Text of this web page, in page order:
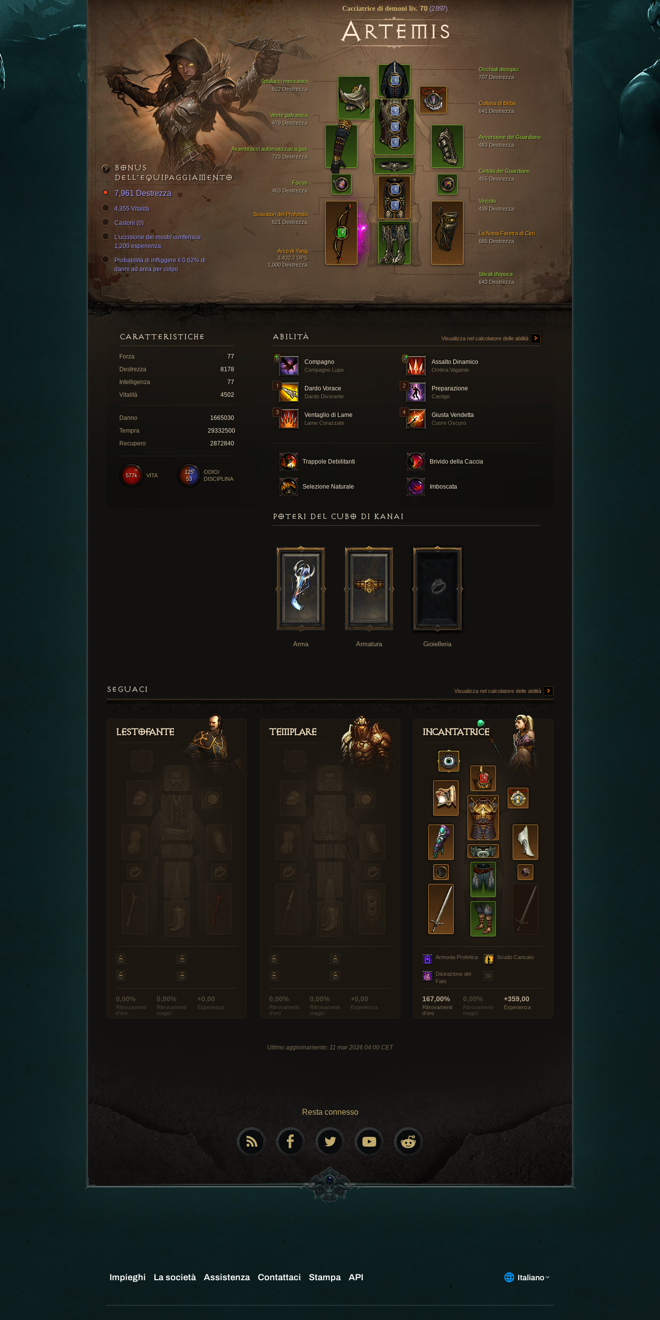
Cacciatrice di demoni liv.70 (2.897)
ARTEMIS
Occhiali distopici
707 Destrezza
Veste galvanica
479 Destrezza
Stivali d'epoca
643 Destrezza
Avambracci automatizzati a gas
723 Destrezza
Spallacci meccanici
622 Destrezza
Scavatori del Profondo
621 Destrezza
Avversione del Guardiano
483 Destrezza
Arco di Yang
3.432,7 DPS
1,000 Destrezza
La Nona Faretra di Cirri
685 Destrezza
Cintola del Guardiano
455 Destrezza
Vincolo
439 Destrezza
Focus
463 Destrezza
Collana di Birba
641 Destrezza
BONUS
DELL’EQUIPAGGIAMENTO
7,961 Destrezza
4,355 Vitalità
Castoni (0)
L'uccisione dei mostri conferisce
1,200 esperienza
Probabilità di infliggere il 0.62% di
danni ad area per colpo
ABILITÀ Visualizza nel calcolatore delle abilità
Compagno
Compagno Lupo
Assalto Dinamico
Ombra Vagante
Dardo Vorace
Dardo Divorante
Preparazione
Castigo
Ventaglio di Lame
Lame Corazzate
Giusta Vendetta
Cuore Oscuro
Trappole Debilitanti Brivido della Caccia
Selezione Naturale Imboscata
CARATTERISTICHE
Forza
77
Destrezza
8178
Intelligenza
77
Vitalità
4502
Danno
1665030
Tempra
29332500
Recupero
2872840
125
53
ODIO/
DISCIPLINA
577k VITA
POTERI DEL CUBO DI KANAI
Arma Armatura Gioielleria
SEGUACI Visualizza nel calcolatore delle abilità
Lestofante
0,00%
Ritrovamenti
d’oro
0,00%
Ritrovamenti
magici
+0,00
Esperienza
Templare
0,00%
Ritrovamenti
d’oro
0,00%
Ritrovamenti
magici
+0,00
Esperienza
Incantatrice
Armonia Profetica Scudo Caricato
Distrazione del
Fato
167,00%
Ritrovamenti
d’oro
0,00%
Ritrovamenti
magici
+359,00
Esperienza
Ultimo aggiornamento: 11 mar 2026 04:00 CET
Resta connesso